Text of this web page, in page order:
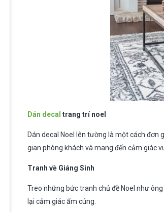
Dán decal trang trí noel
Dán decal Noel lên tường là một cách đơn
gian phòng khách và mang đến cảm giác
Tranh về Giáng Sinh
Treo những bức tranh chủ đề Noel như
lại cảm giác ấm cúng.